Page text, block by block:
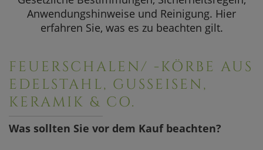
SOMMERAKTION
Aktuelle Angebote
Anwendungshinweise und Reinigung. Hier
erfahren Sie, was es zu beachten gilt.
FEUERSCHALEN/ -KÖRBE AUS
EDELSTAHL, GUSSEISEN,
KERAMIK & CO.
Was sollten Sie vor dem Kauf beachten?